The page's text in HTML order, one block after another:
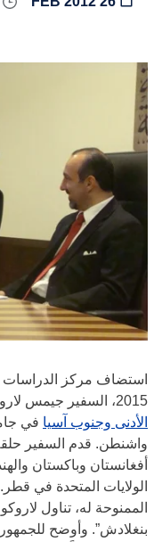
2015، السفير جيمس لاروكو، الأستاذ المتميز ومدير
الأدنى وجنوب آسيا في
واشنطن. قدم السفير
أفغانستان وباكستان
الولايات المتحدة في
الممنوحة له، تناول
بنغلادش”. وأوضح